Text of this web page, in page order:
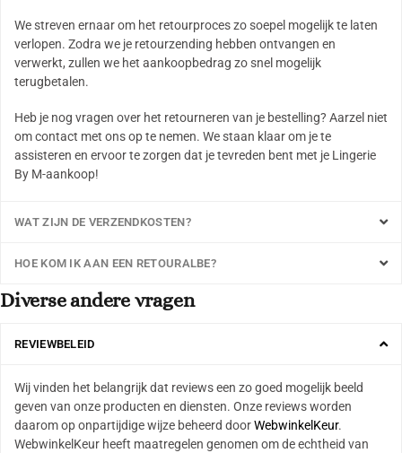
We streven ernaar om het retourproces zo soepel mogelijk te laten
verlopen. Zodra we je retourzending hebben ontvangen en
verwerkt, zullen we het aankoopbedrag zo snel mogelijk
terugbetalen.
Heb je nog vragen over het retourneren van je bestelling? Aarzel niet
om contact met ons op te nemen. We staan klaar om je te
assisteren en ervoor te zorgen dat je tevreden bent met je Lingerie
By M-aankoop!
WAT ZIJN DE VERZENDKOSTEN?
HOE KOM IK AAN EEN RETOURALBE?
Diverse andere vragen
REVIEWBELEID
Wij vinden het belangrijk dat reviews een zo goed mogelijk beeld
geven van onze producten en diensten. Onze reviews worden
daarom op onpartijdige wijze beheerd doorWebwinkelKeur.
WebwinkelKeur heeft maatregelen genomen om de echtheid van